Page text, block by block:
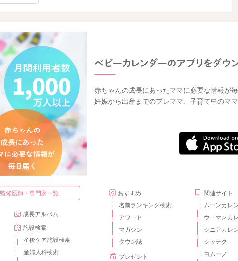
赤ちゃんの成長にあったママに必要な情報が毎
妊娠から出産までのプレママ、子育て中のマ
監修医師・専門家一覧
成長アルバム
施設検索
産後ケア施設検索
産婦人科検索
おすすめ
名前ランキング検索
アワード
マガジン
タウン誌
プレゼント
関連サイト
ムーンカレ
ウーマンカ
シニアカレ
シッテク
ヨムーノ